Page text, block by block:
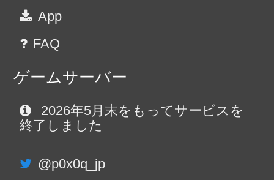
App
FAQ
ゲームサーバー
2026年5月末をもってサービスを
終了しました
@p0x0q_jp